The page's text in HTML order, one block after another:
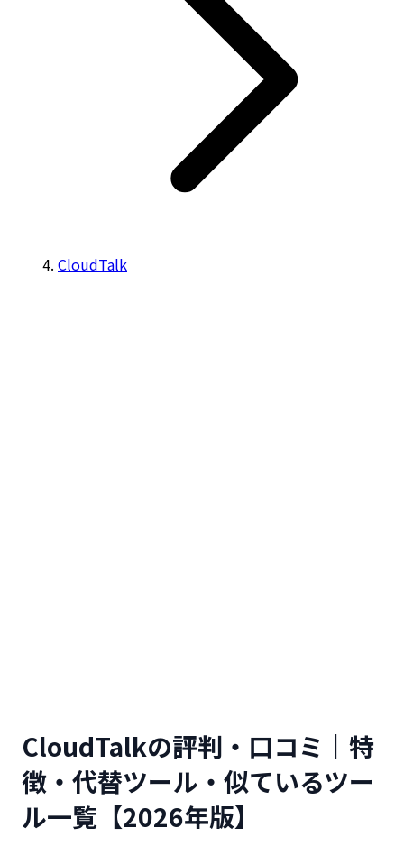
CloudTalk
CloudTalkの評判・口コミ｜特
徴・代替ツール・似ているツー
ル一覧【2026年版】